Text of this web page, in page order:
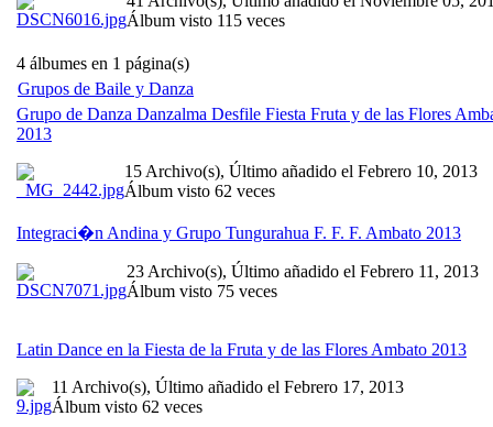
Álbum visto 115 veces
4 álbumes en 1 página(s)
Grupos de Baile y Danza
Grupo de Danza Danzalma Desfile Fiesta Fruta y de las Flores
2013
15 Archivo(s), Último añadido el Febrero 10, 2013
Álbum visto 62 veces
Integraci�n Andina y Grupo Tungurahua F. F. F. Ambato 2013
23 Archivo(s), Último añadido el Febrero 11, 2013
Álbum visto 75 veces
Latin Dance en la Fiesta de la Fruta y de las Flores Ambato 2013
11 Archivo(s), Último añadido el Febrero 17, 2013
Álbum visto 62 veces